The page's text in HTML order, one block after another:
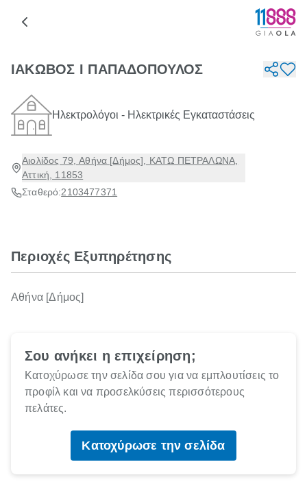
ΙΑΚΩΒΟΣ Ι ΠΑΠΑΔΟΠΟΥΛΟΣ
Ηλεκτρολόγοι - Ηλεκτρικές Εγκαταστάσεις
Αιολίδος 79, Αθήνα [Δήμος], ΚΑΤΩ ΠΕΤΡΑΛΩΝΑ,
Αττική, 11853
Σταθερό:2103477371
Περιοχές Εξυπηρέτησης
Αθήνα [Δήμος]
Σου ανήκει η επιχείρηση;
Κατοχύρωσε την σελίδα σου για να εμπλουτίσεις το
προφίλ και να προσελκύσεις περισσότερους
πελάτες.
Κατοχύρωσε την σελίδα